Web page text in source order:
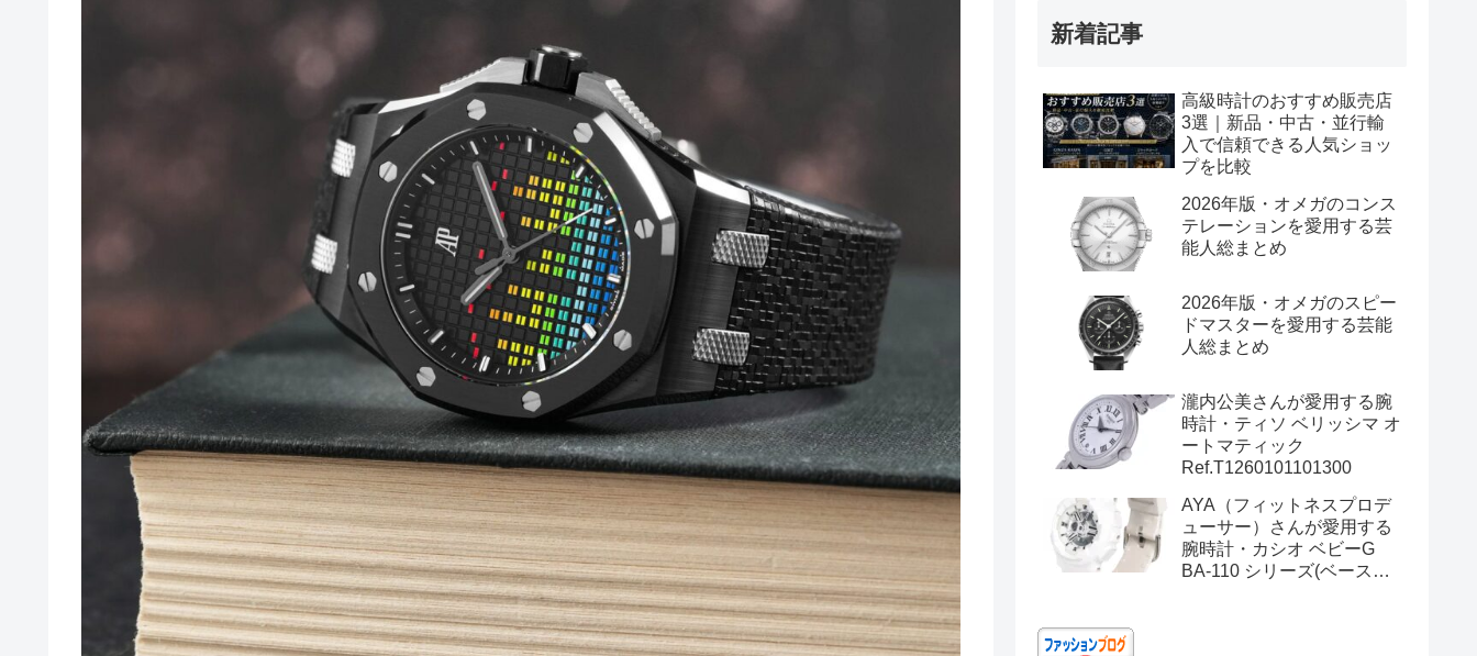
新着記事
高級時計のおすすめ販売店
3選｜新品・中古・並行輸
入で信頼できる人気ショッ
プを比較
2026年版・オメガのコンス
テレーションを愛用する芸
能人総まとめ
2026年版・オメガのスピー
ドマスターを愛用する芸能
人総まとめ
瀧内公美さんが愛用する腕
時計・ティソ ベリッシマ オ
ートマティック
Ref.T1260101101300
AYA（フィットネスプロデ
ューサー）さんが愛用する
腕時計・カシオ ベビーG
BA-110 シリーズ(ベースモ